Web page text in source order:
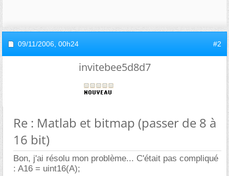
09/11/2006, 00h24 #2
invitebee5d8d7
Re : Matlab et bitmap (passer de 8 à
16 bit)
Bon, j'ai résolu mon problème... C'était pas compliqué
: A16 = uint16(A);